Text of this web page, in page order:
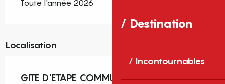
Destination
Incontournables
Toute l'année 2026
Localisation
GITE D'ETAPE COMMUNAL